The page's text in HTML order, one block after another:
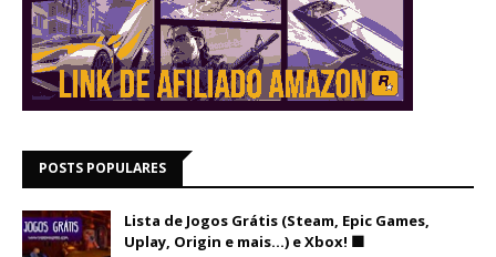
POSTS POPULARES
Lista de Jogos Grátis (Steam, Epic Games,
Uplay, Origin e mais...) e Xbox! 🟩